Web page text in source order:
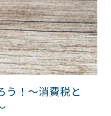
う！～消費税と